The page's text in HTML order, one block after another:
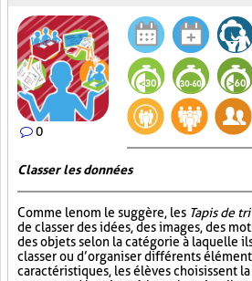
0
Classer les données
Comme le nom le suggère, les Tapis de tri
de classer des idées, des images, des
des objets selon la catégorie à laquelle
classer ou d’organiser différents
caractéristiques, les élèves choisissent